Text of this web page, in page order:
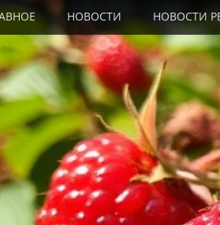
Menu
НОВОСТИ НОВОСТИ